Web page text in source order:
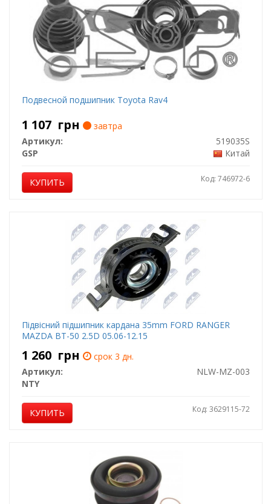
Подвесной подшипник Toyota Rav4
1 107 грн
завтра
Артикул:
519035S
GSP
Китай
КУПИТЬ Код: 746972-6
Підвісний підшипник кардана 35mm FORD RANGER
MAZDA BT-50 2.5D 05.06-12.15
1 260 грн
срок 3 дн.
Артикул:
NLW-MZ-003
NTY
КУПИТЬ Код: 3629115-72